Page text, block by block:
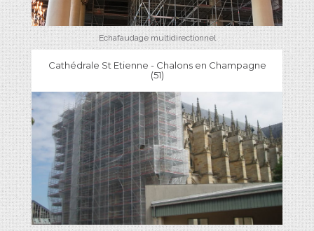
Echafaudage multidirectionnel
Cathédrale St Etienne - Chalons en Champagne
(51)